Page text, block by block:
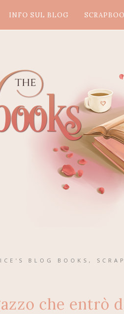
INFO SUL BLOG
BLOG BOOKS,
che entrò